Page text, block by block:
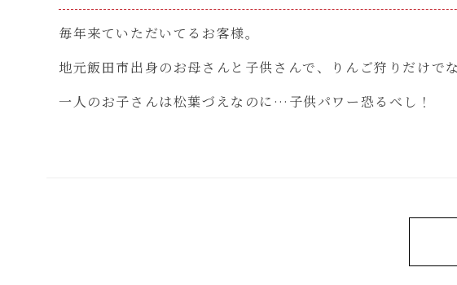
毎年来ていただいてるお客様。
地元飯田市出身のお母さんと子供さんで、りんご狩りだけで
一人のお子さんは松葉づえなのに…子供パワー恐るべし！